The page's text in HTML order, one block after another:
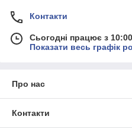
Контакти
Сьогодні працює з
Показати весь графік
Про нас
Контакти